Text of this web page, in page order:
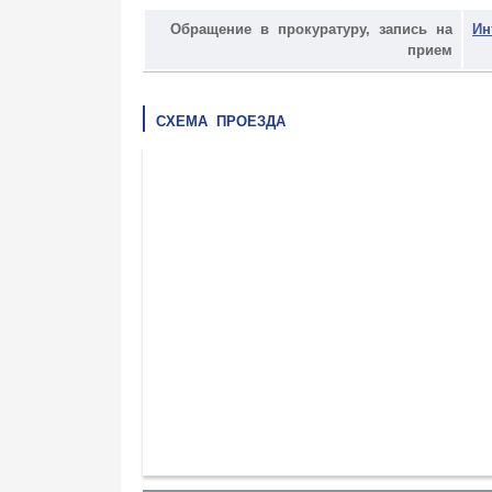
Обращение в прокуратуру, запись на
прием
СХЕМА ПРОЕЗДА